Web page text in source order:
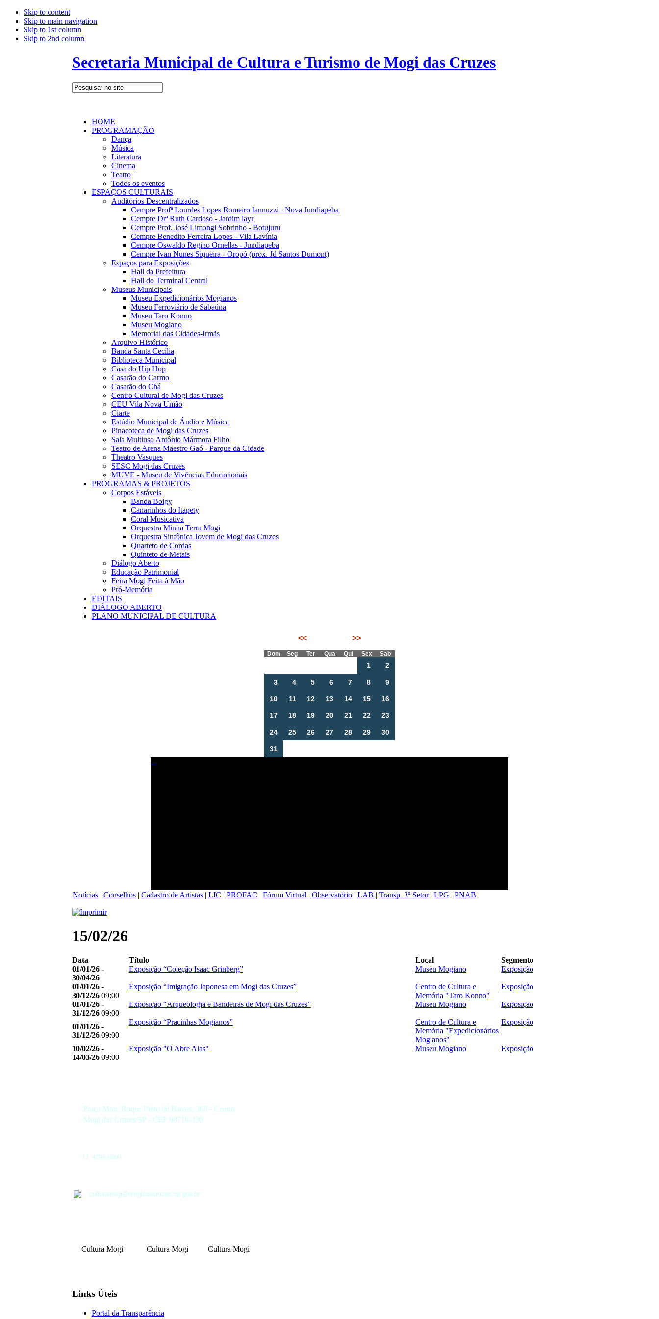
Skip to content
Skip to main navigation
Skip to 1st column
Skip to 2nd column
Secretaria Municipal de Cultura e Turismo de Mogi das Cruzes
HOME
PROGRAMAÇÃO
Dança
Música
Literatura
Cinema
Teatro
Todos os eventos
ESPAÇOS CULTURAIS
Auditórios Descentralizados
Cempre Profª Lourdes Lopes Romeiro Iannuzzi - Nova Jundiapeba
Cempre Drª Ruth Cardoso - Jardim layr
Cempre Prof. José Limongi Sobrinho - Botujuru
Cempre Benedito Ferreira Lopes - Vila Lavínia
Cempre Oswaldo Regino Ornellas - Jundiapeba
Cempre Ivan Nunes Siqueira - Oropó (prox. Jd Santos Dumont)
Espaços para Exposições
Hall da Prefeitura
Hall do Terminal Central
Museus Municipais
Museu Expedicionários Mogianos
Museu Ferroviário de Sabaúna
Museu Taro Konno
Museu Mogiano
Memorial das Cidades-Irmãs
Arquivo Histórico
Banda Santa Cecília
Biblioteca Municipal
Casa do Hip Hop
Casarão do Carmo
Casarão do Chá
Centro Cultural de Mogi das Cruzes
CEU Vila Nova União
Ciarte
Estúdio Municipal de Áudio e Música
Pinacoteca de Mogi das Cruzes
Sala Multiuso Antônio Mármora Filho
Teatro de Arena Maestro Gaó - Parque da Cidade
Theatro Vasques
SESC Mogi das Cruzes
MUVE - Museu de Vivências Educacionais
PROGRAMAS & PROJETOS
Corpos Estáveis
Banda Boigy
Canarinhos do Itapety
Coral Musicativa
Orquestra Minha Terra Mogi
Orquestra Sinfônica Jovem de Mogi das Cruzes
Quarteto de Cordas
Quinteto de Metais
Diálogo Aberto
Educação Patrimonial
Feira Mogi Feita à Mão
Pró-Memória
EDITAIS
DIÁLOGO ABERTO
PLANO MUNICIPAL DE CULTURA
<< >>
Dom Seg Ter Qua Qui Sex Sab
1 2
3 4 5 6 7 8 9
10 11 12 13 14 15 16
17 18 19 20 21 22 23
24 25 26 27 28 29 30
31
Notícias | Conselhos | Cadastro de Artistas | LIC | PROFAC | Fórum Virtual | Observatório | LAB | Transp. 3º Setor| LPG | PNAB
15/02/26
Data Título Local
Segmento
01/01/26 -
30/04/26
Exposição “Coleção Isaac Grinberg” Museu Mogiano Exposição
01/01/26 -
30/12/26 09:00
Exposição “Imigração Japonesa em Mogi das Cruzes”
Centro de Cultura e
Memória "Taro Konno"
Exposição
01/01/26 -
31/12/26 09:00
Exposição “Arqueologia e Bandeiras de Mogi das Cruzes” Museu Mogiano Exposição
01/01/26 -
31/12/26 09:00
Exposição “Pracinhas Mogianos”
Centro de Cultura e
Memória "Expedicionários
Mogianos"
Exposição
10/02/26 -
14/03/26 09:00
Exposição "O Abre Alas" Museu Mogiano Exposição
Praça Mon. Roque Pinto de Barros, 360 - Centro
Mogi das Cruzes/SP - CEP 08710-330
11 4798-6900
culturamogi@mogidascruzes.sp.gov.br
Cultura Mogi Cultura Mogi Cultura Mogi
Links Úteis
Portal da Transparência